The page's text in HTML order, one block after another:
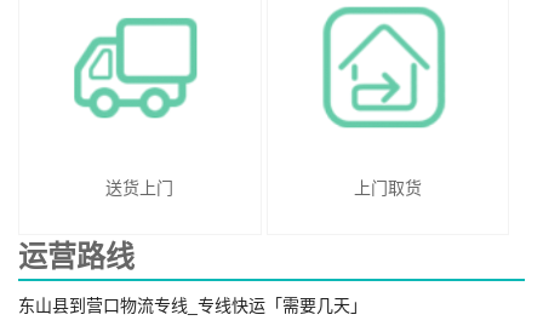
送货上门 上门取货
运营路线
东山县到营口物流专线_专线快运「需要几天」